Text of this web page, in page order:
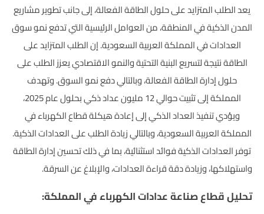
يعد الطلب المتزايد على حلول الطاقة الفعالة، إلى جانب تطوير مشاريع
المدن الذكية في المنطقة، من العوامل الرئيسية التي تدفع نمو سوق
العدادات في المملكة العربية السعودية. إن الطلب المتزايد على
الطاقة نتيجة لتسريع البنية التحتية والنمو الاقتصادي يعزز الطلب على
حلول إدارة الطاقة الفعالة، وبالتالي دفع نمو السوق. وتهدف
المملكة إلى تثبيت حوالي 12 مليون عداد ذكي بحلول عام 2025،
ويؤدي تنفيذ العداد الذكي إلى إعادة هيكلة قطاع الكهرباء في
المملكة العربية السعودية، وبالتالي زيادة الطلب على العدادات الذكية.
توفر العدادات الذكية فوائد استثنائية، بما في ذلك تحسين إدارة الطاقة
واستهلاكها، وزيادة دقة قراءة العدادات، والإبلاغ عن السرقة.
تحليل قطاع صناعة عدادات الكهرباء في المملكة: